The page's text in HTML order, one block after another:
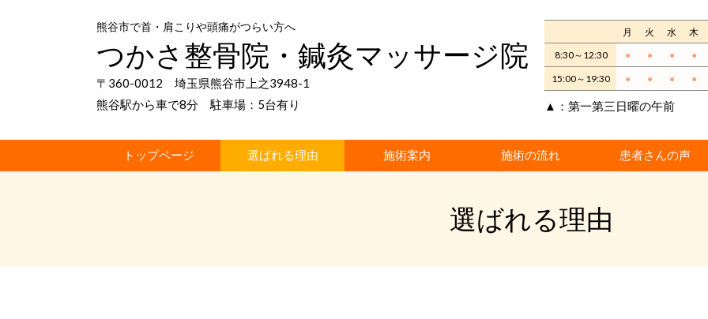
熊谷市で首・肩こりや頭痛がつらい方へ
つかさ整骨院・鍼灸マッサージ院
〒360-0012 埼玉県熊谷市上之3948-1
熊谷駅から車で8分 駐車場：5台有り
月 火 水
木
8:30～12:30
● ● ●
●
15:00～19:30
● ● ● ●
▲：第一第三日曜の午前
トップページ 選ばれる理由 施術案内 施術の流れ 患者さんの声
選ばれる理由